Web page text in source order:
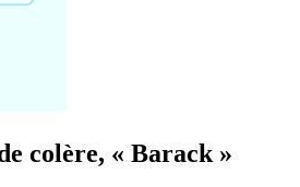
colère, « Barack »